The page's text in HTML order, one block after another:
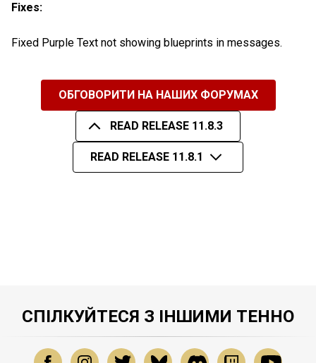
Fixes:
Fixed Purple Text not showing blueprints in messages.
ОБГОВОРИТИ НА НАШИХ ФОРУМАХ
READ RELEASE 11.8.3
READ RELEASE 11.8.1
СПІЛКУЙТЕСЯ З ІНШИМИ ТЕННО